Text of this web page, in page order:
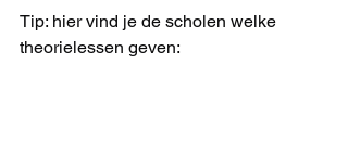
Tip: hier vind je de scholen welke
theorielessen geven: